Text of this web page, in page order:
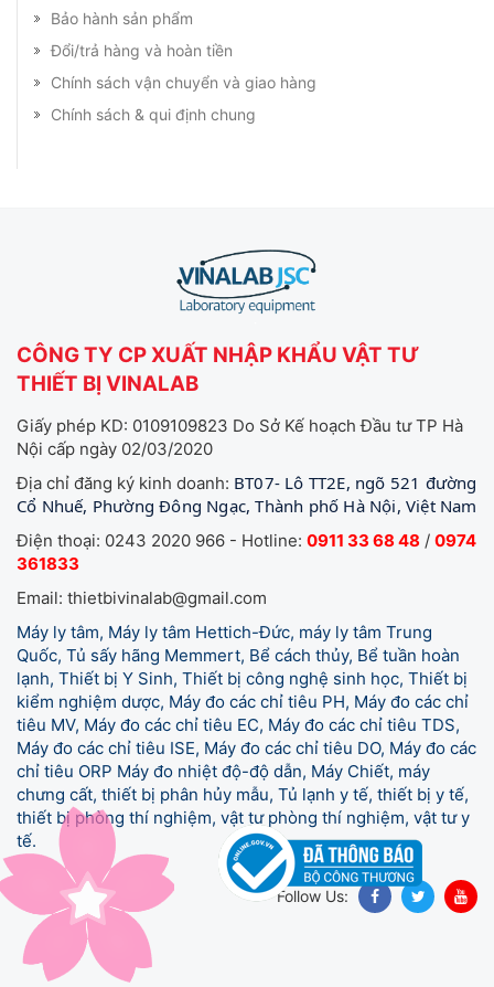
Bảo hành sản phẩm
Đổi/trả hàng và hoàn tiền
Chính sách vận chuyển và giao hàng
Chính sách & qui định chung
CÔNG TY CP XUẤT NHẬP KHẨU VẬT TƯ
THIẾT BỊ VINALAB
Giấy phép KD: 0109109823 Do Sở Kế hoạch Đầu tư TP Hà
Nội cấp ngày 02/03/2020
Địa chỉ đăng ký kinh doanh: BT07- Lô TT2E, ngõ 521 đường
Cổ Nhuế, Phường Đông Ngạc, Thành phố Hà Nội, Việt Nam
Điện thoại: 0243 2020 966 - Hotline: 0911 33 68 48 / 0974
361833
Email: thietbivinalab@gmail.com
Máy ly tâm, Máy ly tâm Hettich-Đức, máy ly tâm Trung
Quốc, Tủ sấy hãng Memmert, Bể cách thủy, Bể tuần hoàn
lạnh, Thiết bị Y Sinh, Thiết bị công nghệ sinh học, Thiết bị
kiểm nghiệm dược, Máy đo các chỉ tiêu PH, Máy đo các chỉ
tiêu MV, Máy đo các chỉ tiêu EC, Máy đo các chỉ tiêu TDS,
Máy đo các chỉ tiêu ISE, Máy đo các chỉ tiêu DO, Máy đo các
chỉ tiêu ORP Máy đo nhiệt độ-độ dẫn, Máy Chiết, máy
chưng cất, thiết bị phân hủy mẫu, Tủ lạnh y tế, thiết bị y tế,
thiết bị phòng thí nghiệm, vật tư phòng thí nghiệm, vật tư y
tế.
Follow Us: